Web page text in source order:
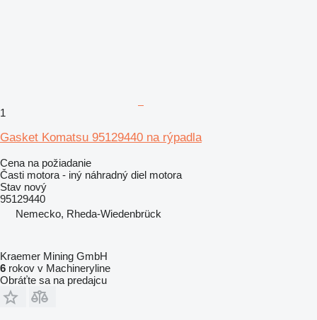
1
Gasket Komatsu 95129440 na rýpadla
Cena na požiadanie
Časti motora - iný náhradný diel motora
Stav nový
95129440
Nemecko, Rheda-Wiedenbrück
Kraemer Mining GmbH
6 rokov v Machineryline
Obráťte sa na predajcu